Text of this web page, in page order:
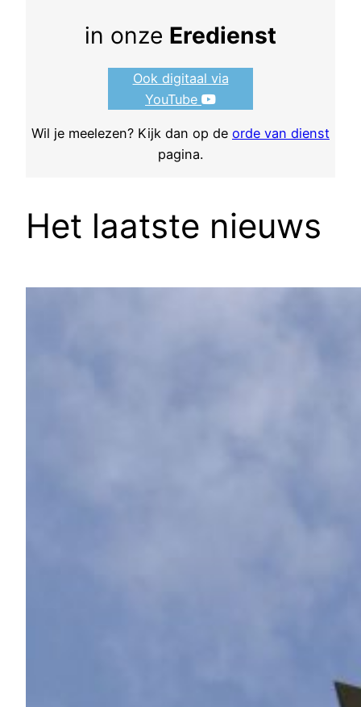
in onze Eredienst
Ook digitaal via
YouTube
Wil je meelezen? Kijk dan op de orde van dienst
pagina.
Het laatste nieuws